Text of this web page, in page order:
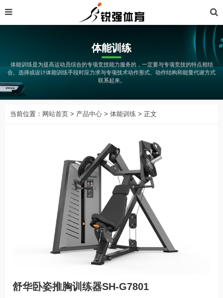
体能训练
体能训练是为提高运动员综合的专项竞技能力服务的，一定要与专项竞技的特点相结
合。选择或设计体能训练手段时应力求与专项技术动作形式、动作结构和能量代谢方式
联系起来。
当前位置： 网站首页 > 产品中心 > 体能训练 > 正文
舒华卧姿推胸训练器SH-G7801